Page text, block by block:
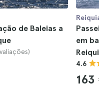
de Baleias a
em
4.6
163